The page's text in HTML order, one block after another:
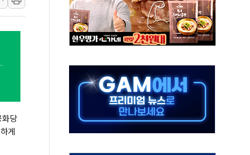
장기고객 400명 맞이…"마음 잇는 시간 되길"
9440억 지급 확정되나…재상고 앞두고 막판 셈법
상공인에 '행복상자' 전달
면 손질… 예술·체육요원 최대 33% 감축
마트 판매, 역대 최대폭 감소한 9.4%↓…유통업계 양극화 심화
, '정부 특사'로 콜롬비아 대통령 취임식 참석
보' 울진 시간당 30mm 강한 비...호우 피해 없어
당
게